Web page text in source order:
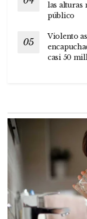
las alturas
público
Violento
casi 50